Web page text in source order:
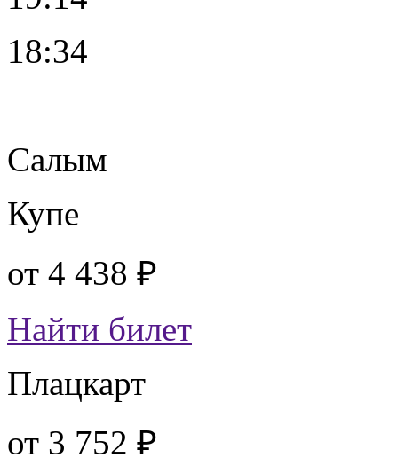
18:34
Салым
Купе
от 4 438 ₽
Найти билет
Плацкарт
от 3 752 ₽